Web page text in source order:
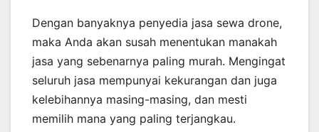
Dengan banyaknya penyedia jasa sewa drone,
maka Anda akan susah menentukan manakah
jasa yang sebenarnya paling murah. Mengingat
seluruh jasa mempunyai kekurangan dan juga
kelebihannya masing-masing, dan mesti
memilih mana yang paling terjangkau.